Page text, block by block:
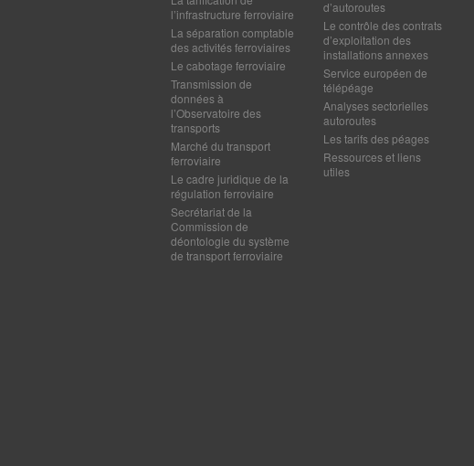
l’infrastructure ferroviaire
La séparation comptable
des activités ferroviaires
Le cabotage ferroviaire
Transmission de
données à
l’Observatoire des
transports
Marché du transport
ferroviaire
Le cadre juridique de la
régulation ferroviaire
Secrétariat de la
Commission de
déontologie du système
de transport ferroviaire
d’autoroutes
Le contrôle des contrats
d’exploitation des
installations annexes
Service européen de
télépéage
Analyses sectorielles
autoroutes
Les tarifs des péages
Ressources et liens
utiles